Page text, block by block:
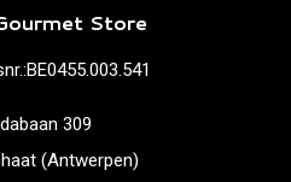
Store
309
(Antwerpen)